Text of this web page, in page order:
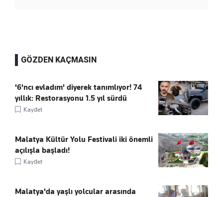
GÖZDEN KAÇMASIN
'6'ncı evladım' diyerek tanımlıyor! 74
yıllık: Restorasyonu 1.5 yıl sürdü
Kaydet
Malatya Kültür Yolu Festivali iki önemli
açılışla başladı!
Kaydet
Malatya'da yaşlı yolcular arasında